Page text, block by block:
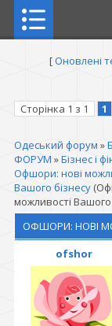
[Оновлені
Сторінка 1 з 1 1
Одеський форум »
ФОРУМ »Бізнес і
Офшори: нові
Вашого бізнесу
можливості Вашого
ОФШОРИ: НОВІ
ofshor